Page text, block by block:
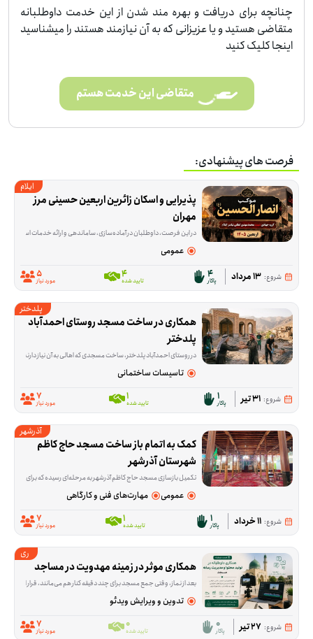
چنانچه برای دریافت و بهره مند شدن از این خدمت داوطلبانه
متقاضی هستید و یا عزیزانی که به آن نیازمند هستند را میشناسید
اینجا کلیک کنید
متقاضی این خدمت هستم
فرصت های پیشنهادی:
ایلام
پذیرایی و اسکان زائرین اربعین حسینی مرز
مهران
در این فرصت، داوطلبان در آماده‌سازی، ساماندهی و ارائه خدمات اسکان و
عمومی
شروع: 13 مرداد 4
پاکار 4
تایید شده 5
مورد نیاز
پلدختر
همکاری در ساخت مسجد روستای احمدآباد
پلدختر
در روستای احمدآباد پلدختر، ساخت مسجدی که اهالی به آن نیاز دارند هنوز ادامه دارد و این فرصت برای کمک در همین مسیر شکل گرفته است. داوطلب‌ها در کاری مشارکت
تاسیسات ساختمانی
شروع: 31 تیر 1پاکار 1تایید شده 7
مورد نیاز
آذرشهر
شهرستان آذرشهر
تکمیل بازسازی مسجد حاج کاظم آذرشهر به مرحله‌ای رسیده که برای ادامه‌ی کار، هم کمک مالی لازم است و هم حضور داوطلبانی که در کارهای اجرایی ساختمان مهارت دارند. این
عمومی مهارت‌های فنی و کارگاهی
شروع: 11 خرداد 1پاکار 1تایید شده 7
مورد نیاز
ری
همکاری موثر در زمینه مهدویت در مساجد
بعد از نماز، وقتی جمع مسجد برای چند دقیقه کنار هم می‌مانند، قرار است محتوای کوتاه و قابل فهمی درباره مهدویت پخش شود؛ محتوایی که با ویدئوپروژکتور نمایش داده می‌شود و بین ۳ تا ۱۰ دقیقه زمان می‌گیرد. این فرصت برای اجرای همین برنامه در مسجدها شکل گرفته و داوطلب می‌تواند در هماهنگی، پخش محتوا یا
تدوین و ویرایش ویدئو
شروع: 27 تیر 0
پاکار 0
تایید شده 7
مورد نیاز